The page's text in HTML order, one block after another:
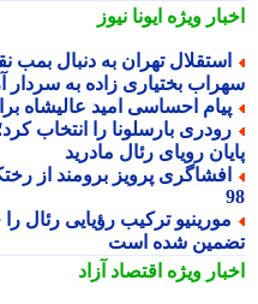
ویژهایونا نیوز
تهران به دنبال بمب نقل
بختیاری زاده به سردار
احساسی امید عالیشاه
بارسلونا را انتخاب کرد؛
رویای رئال مادرید
پرویز برومند از رختکن
شده است
ویژهاقتصاد آزاد